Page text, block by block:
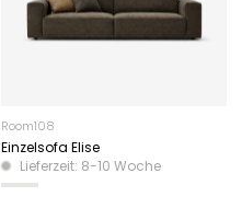
Room108
Einzelsofa Elise
Lieferzeit: 8-10 Woche